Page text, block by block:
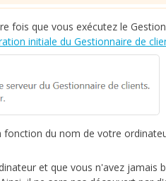
fois que vous exécutez le
initiale du Gestionnaire de
du nom de votre
et que vous n'avez jamais